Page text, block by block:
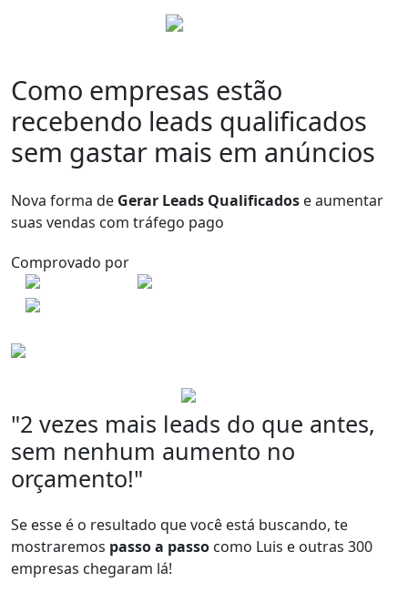
Como empresas estão
recebendo leads qualificados
sem gastar mais em anúncios
Nova forma de Gerar Leads Qualificados e aumentar
suas vendas com tráfego pago
Comprovado por
"2 vezes mais leads do que antes,
sem nenhum aumento no
orçamento!"
Se esse é o resultado que você está buscando, te
mostraremos passo a passo como Luis e outras 300
empresas chegaram lá!